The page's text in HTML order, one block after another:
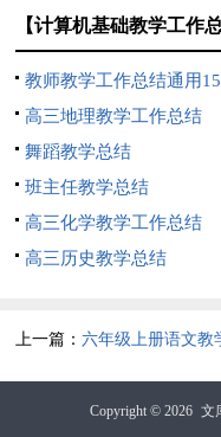
【计算机基础教学工作
教师教学工作总结通用
高三地理教学工作总结
舞蹈教学总结
班主任教学总结
高三化学教学工作总结
高三历史教学总结
上一篇：六年级上册语文教
总结
Copyright © 2026 文